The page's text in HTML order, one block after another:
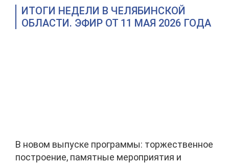
ИТОГИ НЕДЕЛИ В ЧЕЛЯБИНСКОЙ
ОБЛАСТИ. ЭФИР ОТ 11 МАЯ 2026 ГОДА
В новом выпуске программы: торжественное
построение, памятные мероприятия и